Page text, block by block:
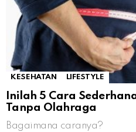
KESEHATAN LIFESTYLE
Inilah 5 Cara
Tanpa Olahraga
Bagaimana caranya?